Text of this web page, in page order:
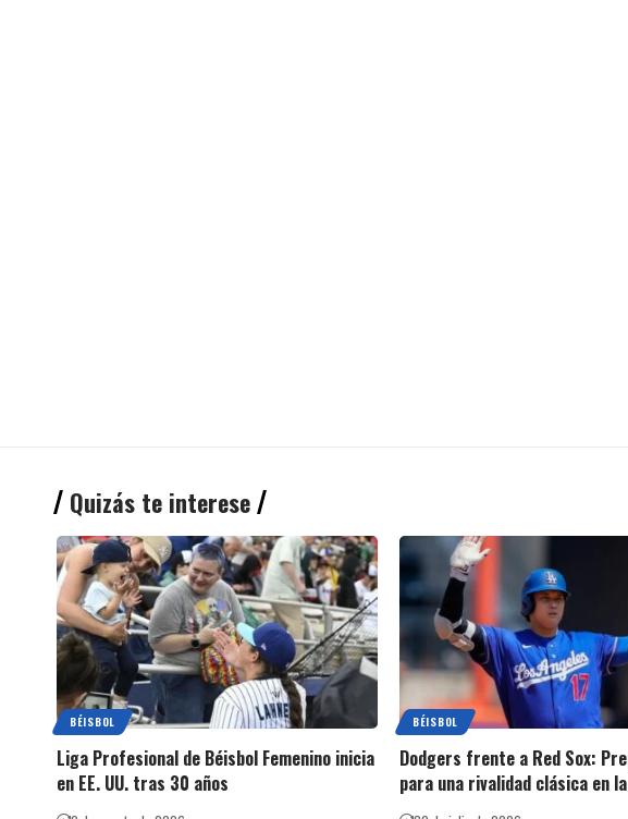
Quizás te interese
BÉISBOL
Liga Profesional de Béisbol Femenino inicia
en EE. UU. tras 30 años
BÉISBOL
Dodgers frente a Red Sox:
para una rivalidad clásica en